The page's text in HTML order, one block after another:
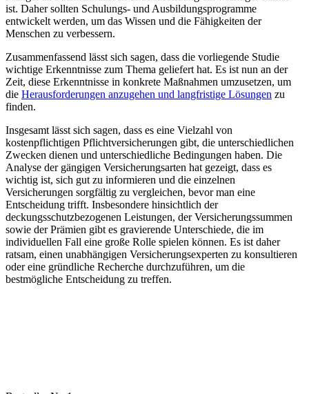
ist. Daher sollten Schulungs- und Ausbildungsprogramme‌
entwickelt werden, um das Wissen und die ⁢Fähigkeiten der
⁢Menschen zu verbessern.
Zusammenfassend lässt⁢ sich sagen, dass ⁣die vorliegende Studie
wichtige Erkenntnisse zum Thema geliefert hat. ​Es ist nun ⁤an der
Zeit, diese Erkenntnisse in konkrete Maßnahmen umzusetzen, um
die Herausforderungen anzugehen und langfristige Lösungen zu
finden.
Insgesamt lässt sich sagen, dass es eine Vielzahl ‍von
kostenpflichtigen ‌Pflichtversicherungen gibt, die unterschiedlichen
Zwecken dienen und‍ unterschiedliche Bedingungen haben. Die
Analyse der gängigen​ Versicherungsarten hat gezeigt, dass es
wichtig‌ ist, sich gut zu informieren und die einzelnen
Versicherungen sorgfältig zu vergleichen, bevor ​man​ eine
Entscheidung‌ trifft.⁢ Insbesondere hinsichtlich der
deckungsschutzbezogenen Leistungen, der Versicherungssummen
sowie der Prämien gibt es gravierende Unterschiede, die ⁤im
individuellen Fall⁢ eine große Rolle spielen können. Es⁢ ist daher
ratsam, einen unabhängigen ‍Versicherungsexperten zu konsultieren
oder eine gründliche Recherche durchzuführen,⁢ um die
bestmögliche Entscheidung zu treffen.⁢